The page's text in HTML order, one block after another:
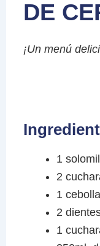
DE
¡Un menú
1
2
1
2
1